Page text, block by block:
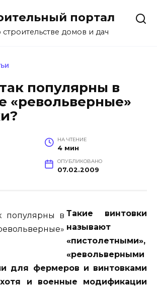
портал
строительстве домов и дач
популярны в
«револьверные»
НА ЧТЕНИЕ
4 мин
ОПУБЛИКОВАНО
07.02.2009
Такие винтовки
называют
«пистолетными»,
«револьверными
для фермеров и винтовками
и военные модификации